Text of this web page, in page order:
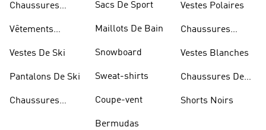
Chaussures
Vêtements
Vestes De Ski
Pantalons De Ski
Chaussures
Sacs De Sport
Maillots De Bain
Snowboard
Sweat-shirts
Coupe-vent
Bermudas
Vestes Polaires
Chaussures
Vestes Blanches
Chaussures De
Shorts Noirs